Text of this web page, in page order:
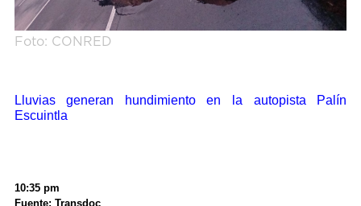
Foto: CONRED
Lluvias generan hundimiento en la autopista Palín
Escuintla
10:35 pm
Fuente: Transdoc